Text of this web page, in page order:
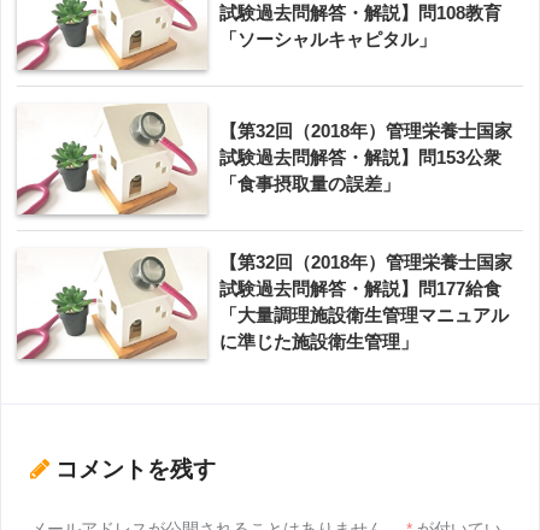
試験過去問解答・解説】問108教育
「ソーシャルキャピタル」
【第32回（2018年）管理栄養士国家
試験過去問解答・解説】問153公衆
「食事摂取量の誤差」
【第32回（2018年）管理栄養士国家
試験過去問解答・解説】問177給食
「大量調理施設衛生管理マニュアル
に準じた施設衛生管理」
コメントを残す